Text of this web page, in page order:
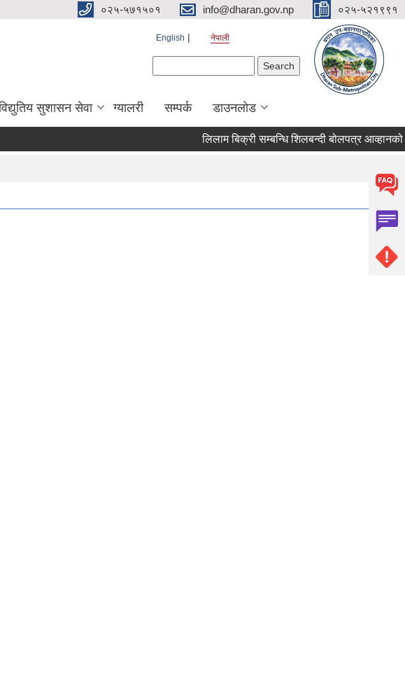
०२५-५७१५०१ info@dharan.gov.np ०२५-५२१९९१
English नेपाली
सुशासन सेवा ग्यालरी सम्पर्क डाउनलोड
लिलाम बिक्री सम्बन्धि शिलबन्दी